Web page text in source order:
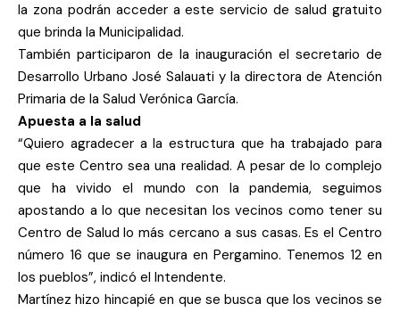
la zona podrán acceder a este servicio de salud gratuito
que brinda la Municipalidad.
También participaron de la inauguración el secretario de
Desarrollo Urbano José Salauati y la directora de Atención
Primaria de la Salud Verónica García.
Apuesta a la salud
“Quiero agradecer a la estructura que ha trabajado para
que este Centro sea una realidad. A pesar de lo complejo
que ha vivido el mundo con la pandemia, seguimos
apostando a lo que necesitan los vecinos como tener su
Centro de Salud lo más cercano a sus casas. Es el Centro
número 16 que se inaugura en Pergamino. Tenemos 12 en
los pueblos”, indicó el Intendente.
Martínez hizo hincapié en que se busca que los vecinos se